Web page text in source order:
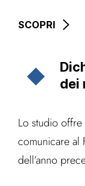
SCOPRI
dei
Lo studio
comunicare al
dell’anno